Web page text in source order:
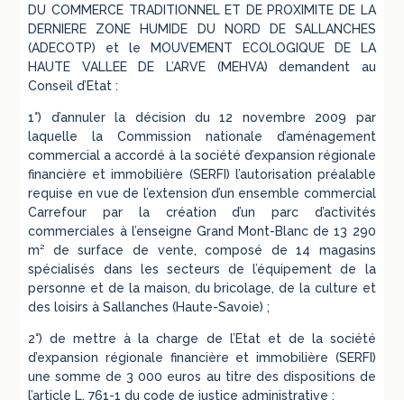
DU COMMERCE TRADITIONNEL ET DE PROXIMITE DE LA
DERNIERE ZONE HUMIDE DU NORD DE SALLANCHES
(ADECOTP) et le MOUVEMENT ECOLOGIQUE DE LA
HAUTE VALLEE DE L’ARVE (MEHVA) demandent au
Conseil d’Etat :
1°) d’annuler la décision du 12 novembre 2009 par
laquelle la Commission nationale d’aménagement
commercial a accordé à la société d’expansion régionale
financière et immobilière (SERFI) l’autorisation préalable
requise en vue de l’extension d’un ensemble commercial
Carrefour par la création d’un parc d’activités
commerciales à l’enseigne Grand Mont-Blanc de 13 290
m² de surface de vente, composé de 14 magasins
spécialisés dans les secteurs de l’équipement de la
personne et de la maison, du bricolage, de la culture et
des loisirs à Sallanches (Haute-Savoie) ;
2°) de mettre à la charge de l’Etat et de la société
d’expansion régionale financière et immobilière (SERFI)
une somme de 3 000 euros au titre des dispositions de
l’article L. 761-1 du code de justice administrative ;